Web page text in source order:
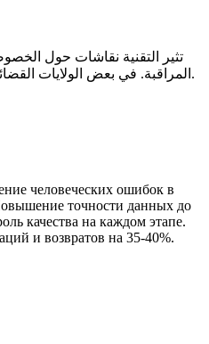
تثير التقنية نقاشات حول
المراقبة. في بعض الولايات القضائية، يكون الاستخدام مقيدًا قانونيًا.
человеческих ошибок в
точности данных до
качества на каждом этапе.
и возвратов на 35-40%.